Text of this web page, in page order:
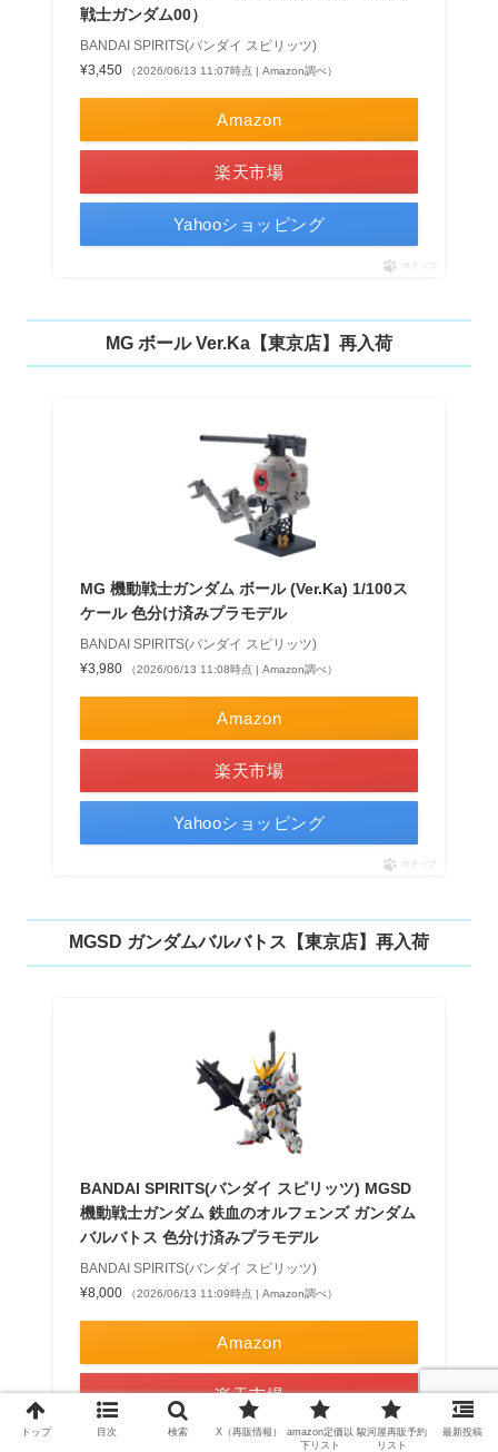
戦士ガンダム00）
BANDAI SPIRITS(バンダイ スピリッツ)
¥3,450
（2026/06/13 11:07時点 | Amazon調べ）
Amazon
楽天市場
Yahooショッピング
ポチップ
MG ボール Ver.Ka【東京店】再入荷
MG 機動戦士ガンダム ボール (Ver.Ka) 1/100ス
ケール 色分け済みプラモデル
BANDAI SPIRITS(バンダイ スピリッツ)
¥3,980
（2026/06/13 11:08時点 | Amazon調べ）
Amazon
楽天市場
Yahooショッピング
ポチップ
MGSD ガンダムバルバトス【東京店】再入荷
BANDAI SPIRITS(バンダイ スピリッツ) MGSD
機動戦士ガンダム 鉄血のオルフェンズ ガンダム
バルバトス 色分け済みプラモデル
BANDAI SPIRITS(バンダイ スピリッツ)
¥8,000
（2026/06/13 11:09時点 | Amazon調べ）
Amazon
楽天市場
Yahooショッピング
トップ 目次 検索 X（再販情報）
amazon定価以
下リスト
駿河屋再販予約
リスト
最新投稿